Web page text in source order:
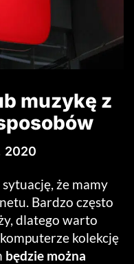
muzykę z
2020
że mamy
Bardzo często
dlatego warto
kolekcję
będzie można